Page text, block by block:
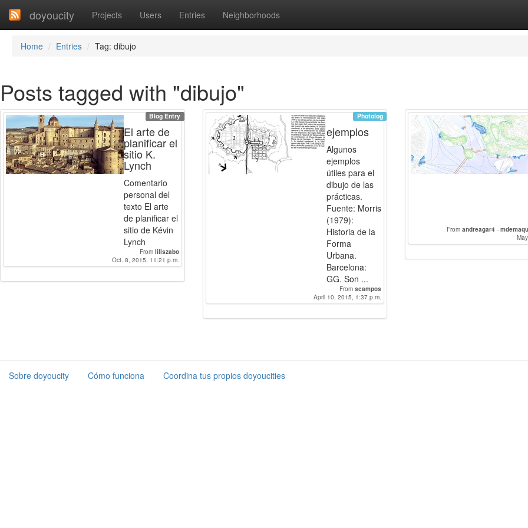
doyoucity Projects Users Entries Neighborhoods
Home Entries Tag: dibujo
Posts tagged with "dibujo"
Blog Entry
El arte de
planificar el
sitio K.
Lynch
Comentario
personal del
texto El arte
de planificar el
sitio de Kévin
Lynch
From liliszabo
Oct. 8, 2015, 11:21 p.m.
Photolog
ejemplos
Algunos
ejemplos
útiles para el
dibujo de las
prácticas.
Fuente: Morris
(1979):
Historia de la
Forma
Urbana.
Barcelona:
GG. Son ...
From scampos
April 10, 2015, 1:37 p.m.
From andreagar4-
Sobre doyoucity Cómo funciona Coordina tus propios doyoucities